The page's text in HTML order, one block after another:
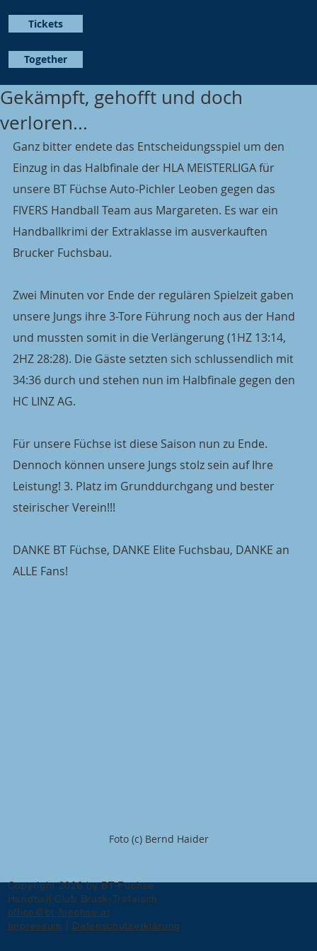
Together
Tickets
Gekämpft, gehofft und doch
verloren...
Ganz bitter endete das Entscheidungsspiel um den
Einzug in das Halbfinale der HLA MEISTERLIGA für
unsere BT Füchse Auto-Pichler Leoben gegen das
FIVERS Handball Team aus Margareten. Es war ein
Handballkrimi der Extraklasse im ausverkauften
Brucker Fuchsbau.
Zwei Minuten vor Ende der regulären Spielzeit gaben
unsere Jungs ihre 3-Tore Führung noch aus der Hand
und mussten somit in die Verlängerung (1HZ 13:14,
2HZ 28:28). Die Gäste setzten sich schlussendlich mit
34:36 durch und stehen nun im Halbfinale gegen den
HC LINZ AG.
Für unsere Füchse ist diese Saison nun zu Ende.
Dennoch können unsere Jungs stolz sein auf Ihre
Leistung! 3. Platz im Grunddurchgang und bester
steirischer Verein!!!
DANKE BT Füchse, DANKE Elite Fuchsbau, DANKE an
ALLE Fans!
Foto (c) Bernd Haider
Copyright 2026 by BT-Füchse
Handball Club Bruck-Trofaiach
office@bt-fuechse.at
Impressum
Datenschutzerklärung